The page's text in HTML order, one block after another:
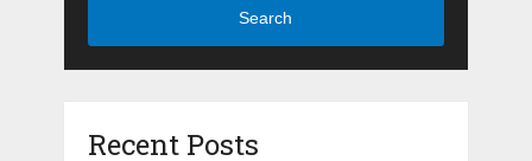
Search
Recent Posts